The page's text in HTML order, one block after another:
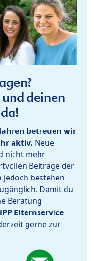
deinen
betreuen wir
aktiv. Neue
nicht mehr
Beiträge der
jedoch bestehen
Damit du
Beratung
Elternservice
gerne zur